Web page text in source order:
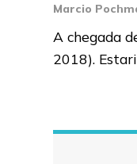
Marcio
A chegada
2018).